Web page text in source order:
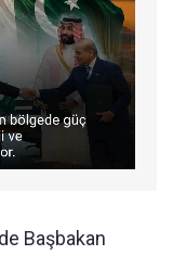
Başbakan